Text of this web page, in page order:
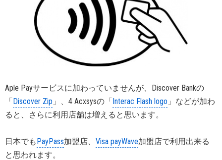
Aple Payサービスに加わっていませんが、Discover Bankの
「Discover Zip 」、4 Acxsysの「Interac Flash logo 」などが加わ
ると、さらに利用店舗は増えると思います。
日本でもPayPass加盟店、 Visa payWave加盟店で利用出来る
と思われます。